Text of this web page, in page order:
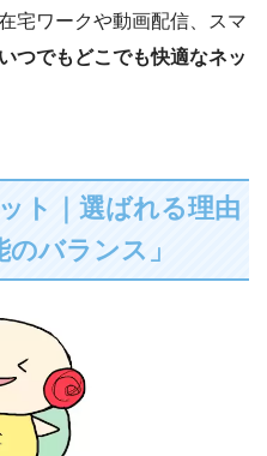
宅ワークや動画配信、スマ
いつでもどこでも快適なネッ
ト｜選ばれる理由
バランス」